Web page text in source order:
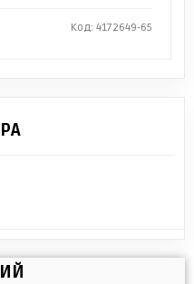
Код: 4172649-65